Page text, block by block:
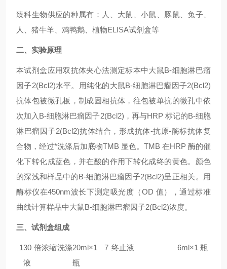
臻科生物供应的种属有：人、大鼠、小鼠、豚鼠、兔子、
人、猪牛羊、鸡鸭鹅、植物ELISA试剂盒等
二、实验原理
本试剂盒应用双抗体夹心法测定标本中大鼠B-细胞淋巴瘤
因子2(Bcl2)水平。用纯化的大鼠B-细胞淋巴瘤因子2(Bcl2)
抗体包被微孔板，制成固相抗体，往包被单抗的微孔中依
次加入 B-细胞淋巴瘤因子2(Bcl2) ，再与HRP 标记的B-细胞
淋巴瘤因子2(Bcl2)抗体结合，形成抗体-抗原-酶标抗体复
合物，经过*洗涤后加底物TMB 显色。TMB 在HRP 酶的催
化下转化成蓝色，并在酸的作用下转化成终的黄色。颜色
的深浅和样品中的B-细胞淋巴瘤因子2(Bcl2)呈正相关。用
酶标仪在450nm波长下测定吸光度（OD 值），通过标准
曲线计算样品中大鼠B-细胞淋巴瘤因子2(Bcl2)浓度。
三、试剂盒组成
130 倍浓缩洗涤
液
20ml×1
瓶
7 终止液 6ml×1 瓶